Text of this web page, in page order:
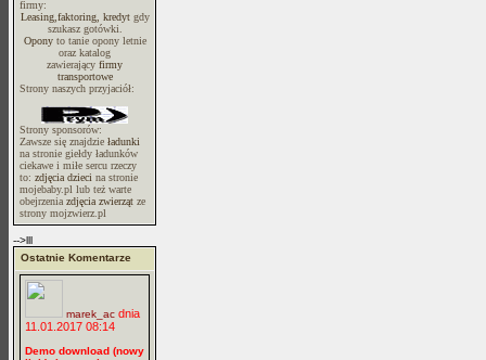
firmy:
Leasing,faktoring, kredytgdy
szukasz gotówki.
Oponyto tanie opony letnie
oraz katalog
zawierający firmy
transportowe
Strony naszych przyjaciół:
Strony sponsorów:
Zawsze się znajdzie ładunki
na stronie giełdy ładunków
ciekawe i miłe sercu rzeczy
to: zdjęcia dzieci na stronie
mojebaby.pl lub też warte
obejrzenia zdjęcia zwierząt ze
strony mojzwierz.pl
-->lll
Ostatnie Komentarze
marek_ac dnia
11.01.2017 08:14
Demo download (nowy